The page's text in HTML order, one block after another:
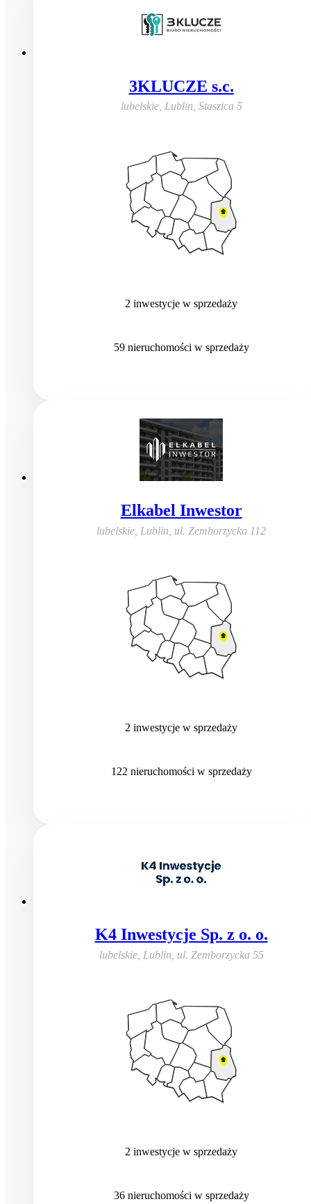
3KLUCZE s.c.
lubelskie, Lublin, Staszica 5
2 inwestycje w sprzedaży
59 nieruchomości w sprzedaży
Elkabel Inwestor
lubelskie, Lublin ul. Zemborzycka 112
2 inwestycje w sprzedaży
122 nieruchomości w sprzedaży
K4 Inwestycje Sp. z o. o.
lubelskie, Lublin ul. Zemborzycka 55
2 inwestycje w sprzedaży
36 nieruchomości w sprzedaży